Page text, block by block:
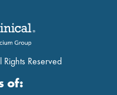
Rights Reserved
of: